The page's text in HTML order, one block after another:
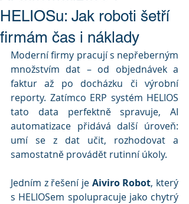
HELIOSu: Jak roboti šetří
firmám čas i náklady
Moderní firmy pracují s nepřeberným
množstvím dat – od objednávek a
faktur až po docházku či výrobní
reporty. Zatímco ERP systém HELIOS
tato data perfektně spravuje, AI
automatizace přidává další úroveň:
umí se z dat učit, rozhodovat a
samostatně provádět rutinní úkoly.
Jedním z řešení je Aiviro Robot, který
s HELIOSem spolupracuje jako chytrý